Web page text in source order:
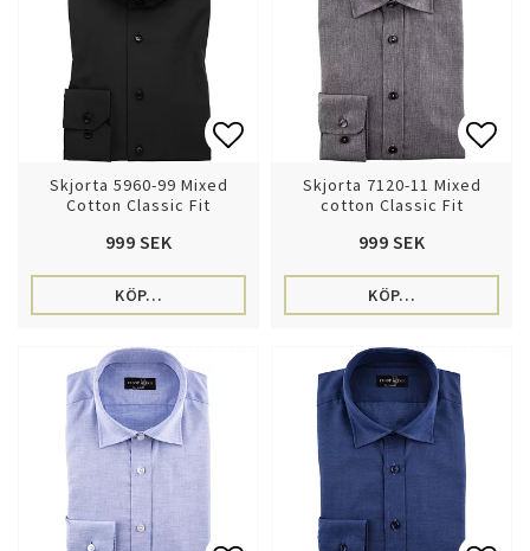
Lägg till i favoritlistan
Skjorta 5960-99 Mixed
Cotton Classic Fit
999 SEK
KÖP…
Skjorta 7120-11 Mixed
cotton Classic Fit
999 SEK
KÖP…